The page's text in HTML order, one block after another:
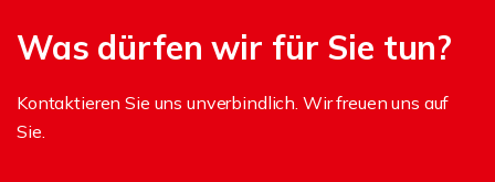
Was dürfen wir für Sie tun?
Kontaktieren Sie uns unverbindlich. Wir freuen uns auf
Sie.